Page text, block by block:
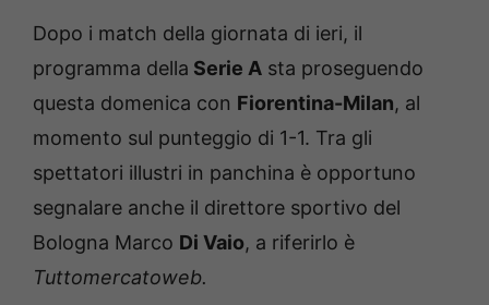
Dopo i match della giornata di ieri, il
programma della Serie A sta proseguendo
questa domenica con Fiorentina-Milan, al
momento sul punteggio di 1-1. Tra gli
spettatori illustri in panchina è opportuno
segnalare anche il direttore sportivo del
Bologna Marco Di Vaio, a riferirlo è
Tuttomercatoweb.